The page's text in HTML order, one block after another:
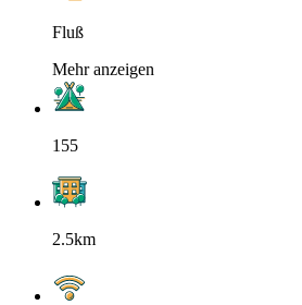
Fluß
Mehr anzeigen
155
2.5km